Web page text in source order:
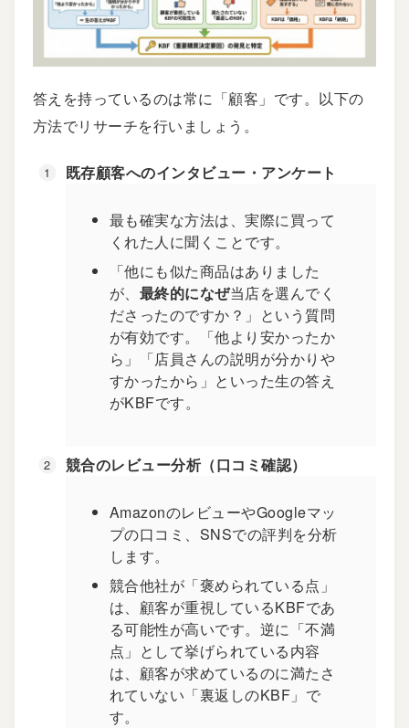
答えを持っているのは常に「顧客」です。以下の
方法でリサーチを行いましょう。
既存顧客へのインタビュー・アンケート
最も確実な方法は、実際に買って
くれた人に聞くことです。
「他にも似た商品はありました
が、 最終的になぜ当店を選んでく
ださったのですか？」という質問
が有効です。「他より安かったか
ら」「店員さんの説明が分かりや
すかったから」といった生の答え
がKBFです。
競合のレビュー分析（口コミ確認）
AmazonのレビューやGoogleマッ
プの口コミ、SNSでの評判を分析
します。
競合他社が「褒められている点」
は、顧客が重視しているKBFであ
る可能性が高いです。逆に「不満
点」として挙げられている内容
は、顧客が求めているのに満たさ
れていない「裏返しのKBF」で
す。